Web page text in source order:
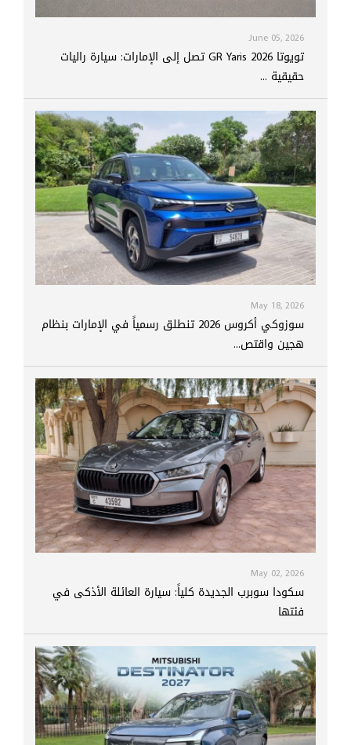
June 05, 2026
تويوتا GR Yaris 2026 تصل إلى الإمارات: سيارة راليات
حقيقية ...
May 18, 2026
سوزوكي أكروس 2026 تنطلق رسمياً في الإمارات بنظام
هجين واقتص...
May 02, 2026
سكودا سوبرب الجديدة كلياً: سيارة العائلة الأذكى في
فئتها